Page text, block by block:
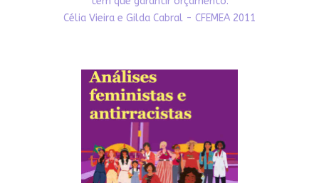
Célia Vieira e Gilda Cabral - CFEMEA 2011